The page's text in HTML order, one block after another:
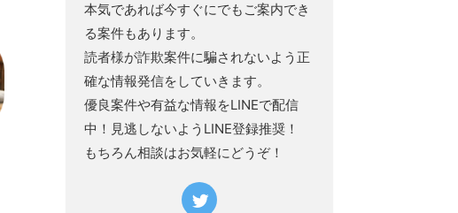
本気であれば今すぐにでもご案内でき
る案件もあります。
読者様が詐欺案件に騙されないよう正
確な情報発信をしていきます。
優良案件や有益な情報をLINEで配信
中！見逃しないようLINE登録推奨！
もちろん相談はお気軽にどうぞ！